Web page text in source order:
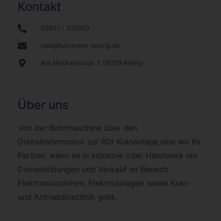
Kontakt
02651 / 705950
mail@fuhrmann-kehrig.de
Am Mückenstück 7, 56729 Kehrig
Über uns
Von der Bohrmaschine über den
Drehstrohmmotor zur 80t Krananlage sind wir Ihr
Partner, wenn es in Industrie oder Handwerk um
Dienstleistungen und Verkauf im Bereich
Elektromaschinen, Elektroanlagen sowie Kran-
und Antriebstrechnik geht.